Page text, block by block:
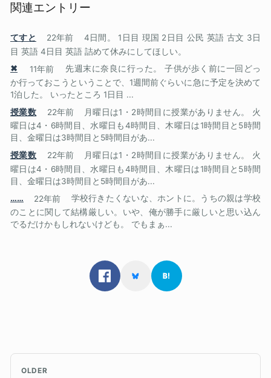
関連エントリー
てすと 22年前
4日間。 1日目 現国 2日目 公民 英語 古文 3日
目 英語 4日目 英語 詰めて休みにしてほしい。
✖
11年前
先週末に奈良に行った。 子供が歩く前に一回どっ
か行っておこうということで、1週間前ぐらいに急に予定を決めて
1泊した。 いったところ 1日目 ...
授業数
22年前
月曜日は1・2時間目に授業がありません。 火
曜日は4・6時間目、水曜日も4時間目、木曜日は1時間目と5時間
目、金曜日は3時間目と5時間目があ...
授業数
22年前
月曜日は1・2時間目に授業がありません。 火
曜日は4・6時間目、水曜日も4時間目、木曜日は1時間目と5時間
目、金曜日は3時間目と5時間目があ...
……
22年前
学校行きたくないな、ホントに。うちの親は学校
のことに関して結構厳しい。いや、俺が勝手に厳しいと思い込ん
でるだけかもしれないけども。 でもまぁ...
OLDER